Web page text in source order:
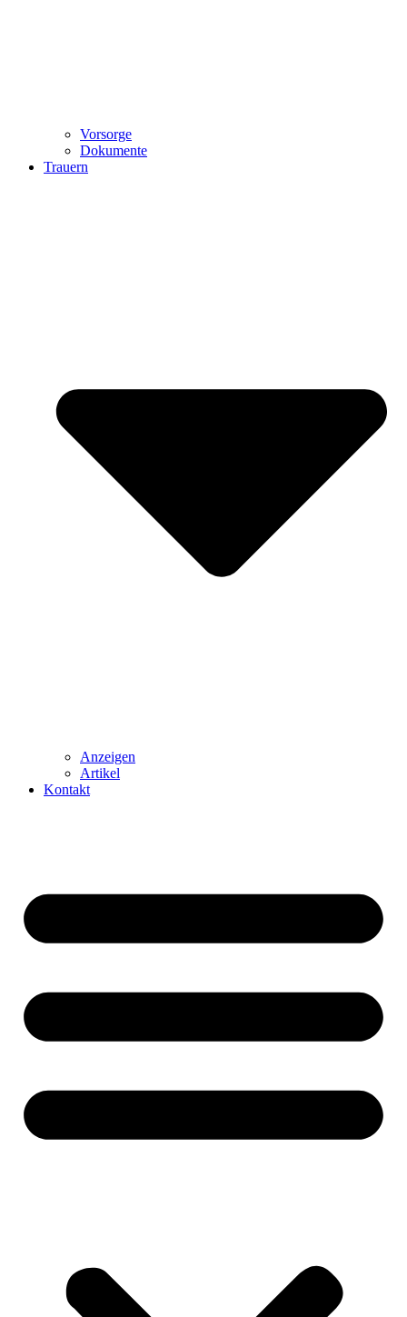
Vorsorge
Dokumente
Trauern
Anzeigen
Artikel
Kontakt